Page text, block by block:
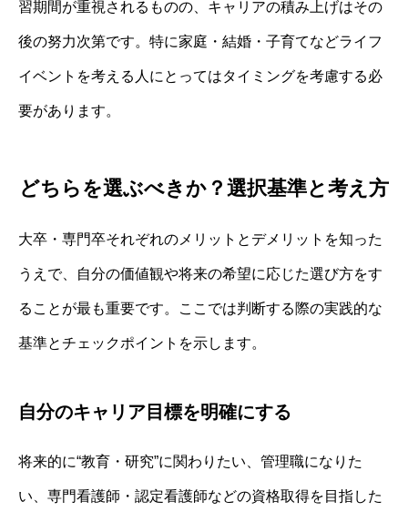
習期間が重視されるものの、キャリアの積み上げはその
後の努力次第です。特に家庭・結婚・子育てなどライフ
イベントを考える人にとってはタイミングを考慮する必
要があります。
どちらを選ぶべきか？選択基準と考え方
大卒・専門卒それぞれのメリットとデメリットを知った
うえで、自分の価値観や将来の希望に応じた選び方をす
ることが最も重要です。ここでは判断する際の実践的な
基準とチェックポイントを示します。
自分のキャリア目標を明確にする
将来的に“教育・研究”に関わりたい、管理職になりた
い、専門看護師・認定看護師などの資格取得を目指した